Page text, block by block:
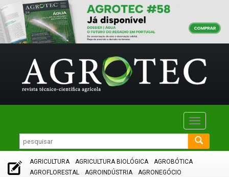
Toggle
AGRICULTURA AGRICULTURA BIOLÓGICA
AGROBÓTICA
AGROFLORESTAL
AGROINDÚSTRIA
AGRONEGÓCIO